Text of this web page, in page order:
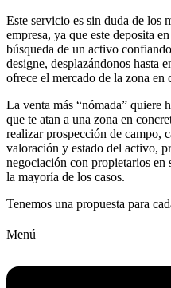
Este servicio es sin duda de los
empresa, ya que este deposita
búsqueda de un activo
designe, desplazándonos hasta
ofrece el mercado de la zona en
La venta más “nómada” quiere
que te atan a una zona en
realizar prospección de campo,
valoración y estado del activo,
negociación con propietarios en
la mayoría de los casos.
Tenemos una propuesta para
Menú